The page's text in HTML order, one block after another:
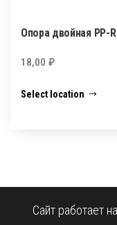
Опора двойная PP-
18,00 ₽
Select location
Сайт работает на